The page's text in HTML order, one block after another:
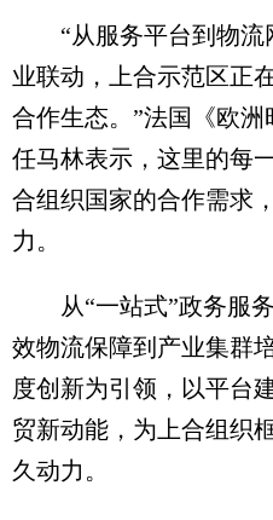
“从服务平台到物流
业联动，上合示范区正
合作生态。”法国《欧
任马林表示，这里的每
合组织国家的合作需求
力。
从“一站式”政务服务
效物流保障到产业集群
度创新为引领，以平台
贸新动能，为上合组织
久动力。